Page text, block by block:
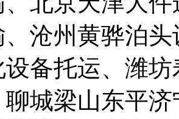
、沧州黄骅泊
设备托运、潍
城梁山东平